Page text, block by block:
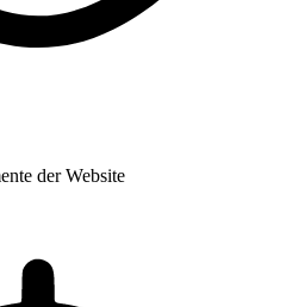
der Website